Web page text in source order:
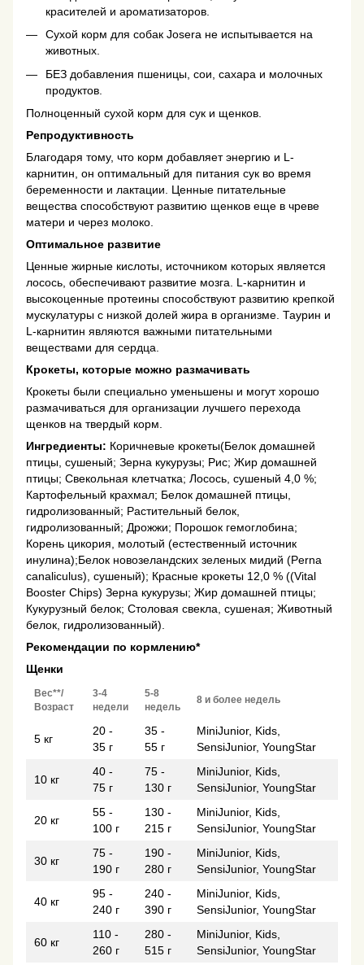
красителей и ароматизаторов.
Сухой корм для собак Josera не испытывается на
животных.
БЕЗ добавления пшеницы, сои, сахара и молочных
продуктов.
Полноценный сухой корм для сук и щенков.
Репродуктивность
Благодаря тому, что корм добавляет энергию и L-
карнитин, он оптимальный для питания сук во время
беременности и лактации. Ценные питательные
вещества способствуют развитию щенков еще в чреве
матери и через молоко.
Оптимальное развитие
Ценные жирные кислоты, источником которых является
лосось, обеспечивают развитие мозга. L-карнитин и
высокоценные протеины способствуют развитию крепкой
мускулатуры с низкой долей жира в организме. Таурин и
L-карнитин являются важными питательными
веществами для сердца.
Крокеты, которые можно размачивать
Крокеты были специально уменьшены и могут хорошо
размачиваться для организации лучшего перехода
щенков на твердый корм.
Ингредиенты: Коричневые крокеты(Белок домашней
птицы, сушеный; Зерна кукурузы; Рис; Жир домашней
птицы; Свекольная клетчатка; Лосось, сушеный 4,0 %;
Картофельный крахмал; Белок домашней птицы,
гидролизованный; Растительный белок,
гидролизованный; Дрожжи; Порошок гемоглобина;
Корень цикория, молотый (естественный источник
инулина);Белок новозеландских зеленых мидий (Perna
canaliculus), сушеный); Красные крокеты 12,0 % ((Vital
Booster Chips) Зерна кукурузы; Жир домашней птицы;
Кукурузный белок; Столовая свекла, сушеная; Животный
белок, гидролизованный).
Рекомендации по кормлению*
Щенки
Вес**/
Возраст
3-4
недели
5-8
недель
8 и более недель
5 кг
20 -
35 г
35 -
55 г
MiniJunior, Kids,
SensiJunior, YoungStar
10 кг
40 -
75 г
75 -
130 г
MiniJunior, Kids,
SensiJunior, YoungStar
20 кг
55 -
100 г
130 -
215 г
MiniJunior, Kids,
SensiJunior, YoungStar
30 кг
75 -
190 г
190 -
280 г
MiniJunior, Kids,
SensiJunior, YoungStar
40 кг
95 -
240 г
240 -
390 г
MiniJunior, Kids,
SensiJunior, YoungStar
60 кг
110 -
260 г
280 -
515 г
MiniJunior, Kids,
SensiJunior, YoungStar